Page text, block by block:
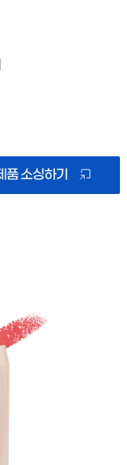
품 소싱하기